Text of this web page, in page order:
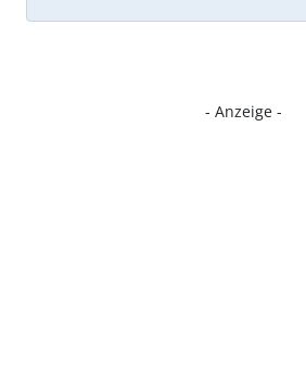
- Anzeige -